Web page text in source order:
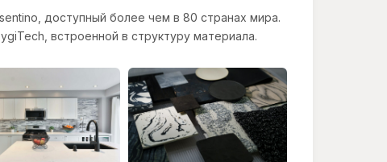
доступный более чем в 80 странах мира.
встроенной в структуру материала.